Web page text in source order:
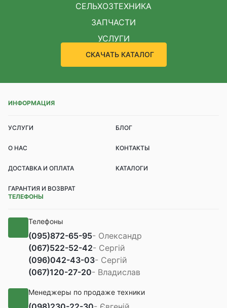
СЕЛЬХОЗТЕХНИКА
ЗАПЧАСТИ
УСЛУГИ
СКАЧАТЬ КАТАЛОГ
ИНФОРМАЦИЯ
УСЛУГИ БЛОГ
О НАС КОНТАКТЫ
ДОСТАВКА И ОПЛАТА КАТАЛОГИ
ГАРАНТИЯ И ВОЗВРАТ
ТЕЛЕФОНЫ
Телефоны
(095)872-65-95- Олександр
(067)522-52-42- Сергій
(096)042-43-03- Сергій
(067)120-27-20- Владислав
Менеджеры по продаже техники